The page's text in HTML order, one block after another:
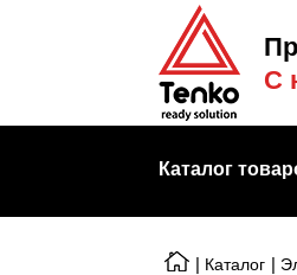
С
Каталог
| Каталог |